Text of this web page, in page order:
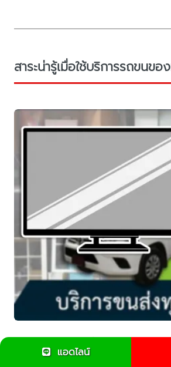
สาระน่ารู้เมื่อใช้บริการรถขนขอ
แอดไลน์